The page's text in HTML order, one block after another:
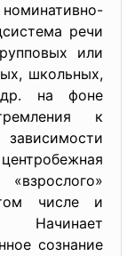
речи
или
школьных,
др. на фоне
к
числе и
Начинает
сознание